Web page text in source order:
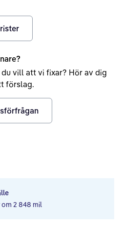
vill att vi fixar? Hör av dig
förslag.
2 848 mil